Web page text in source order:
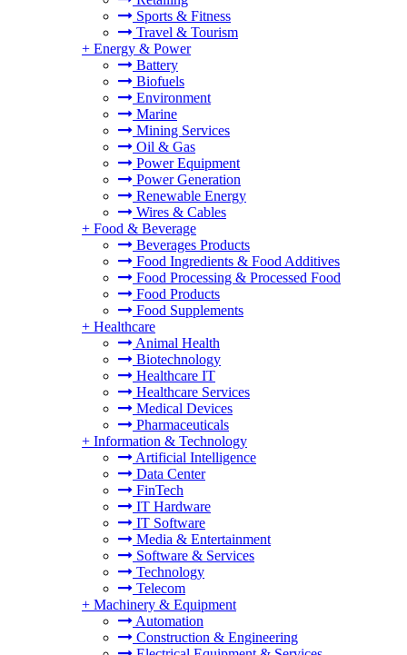
Sports & Fitness
Travel & Tourism
+ Energy & Power
Battery
Biofuels
Environment
Marine
Mining Services
Oil & Gas
Power Equipment
Power Generation
Renewable Energy
Wires & Cables
+ Food & Beverage
Beverages Products
Food Ingredients & Food Additives
Food Processing & Processed Food
Food Products
Food Supplements
+ Healthcare
Animal Health
Biotechnology
Healthcare IT
Healthcare Services
Medical Devices
Pharmaceuticals
+ Information & Technology
Artificial Intelligence
Data Center
FinTech
IT Hardware
IT Software
Media & Entertainment
Software & Services
Technology
Telecom
+ Machinery & Equipment
Automation
Construction & Engineering